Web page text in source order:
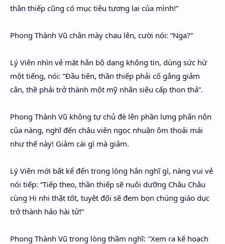
thần thiếp cũng có mục tiêu tương lai của mình!”
Phong Thành Vũ chân mày chau lên, cười nói: “Nga?”
Lý Viên nhìn vẻ mặt hắn bộ dạng không tin, dùng sức hừ
một tiếng, nói: “Đầu tiên, thần thiếp phải cố gắng giảm
cân, thề phải trở thành một mỹ nhân siêu cấp thon thả”.
Phong Thành Vũ không tự chủ đè lên phần lưng phấn nộn
của nàng, nghĩ đến châu viên ngọc nhuận ôm thoải mái
như thế này! Giảm cái gì mà giảm.
Lý Viên mới bất kể đến trong lòng hắn nghĩ gì, nàng vui vẻ
nói tiếp: “Tiếp theo, thần thiếp sẽ nuôi dưỡng Châu Châu
cùng Hi nhi thật tốt, tuyệt đối sẽ đem bọn chúng giáo dục
trở thành hảo hài tử!”
Phong Thành Vũ trong lòng thầm nghĩ: "Xem ra kế hoạch